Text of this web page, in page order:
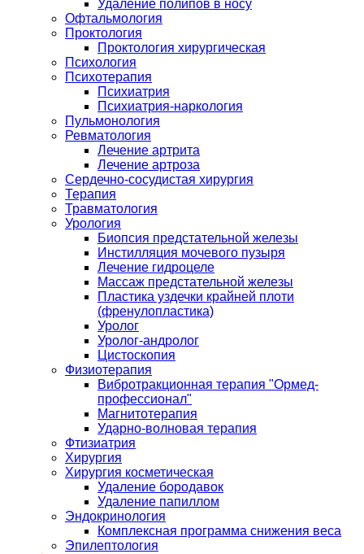
Удаление полипов в носу
Офтальмология
Проктология
Проктология хирургическая
Психология
Психотерапия
Психиатрия
Психиатрия-наркология
Пульмонология
Ревматология
Лечение артрита
Лечение артроза
Сердечно-сосудистая хирургия
Терапия
Травматология
Урология
Биопсия предстательной железы
Инстилляция мочевого пузыря
Лечение гидроцеле
Массаж предстательной железы
Пластика уздечки крайней плоти
(френулопластика)
Уролог
Уролог-андролог
Цистоскопия
Физиотерапия
Вибротракционная терапия "Ормед-
профессионал"
Магнитотерапия
Ударно-волновая терапия
Фтизиатрия
Хирургия
Хирургия косметическая
Удаление бородавок
Удаление папиллом
Эндокринология
Комплексная программа снижения веса
Эпилептология